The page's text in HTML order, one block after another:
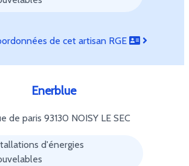
de cet artisan RGE
Enerblue
de paris 93130 NOISY LE SEC
d'énergies